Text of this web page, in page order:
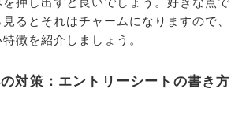
るとそれはチャームになりますので、
徴を紹介しましょう。
対策：エントリーシートの書き方